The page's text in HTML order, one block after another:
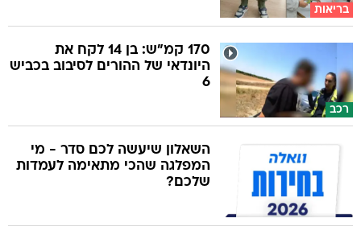
בריאות
רכב
170 קמ"ש: בן 14 לקח את
היונדאי של ההורים לסיבוב בכביש
6
השאלון שיעשה לכם סדר - מי
המפלגה שהכי מתאימה לעמדות
שלכם?